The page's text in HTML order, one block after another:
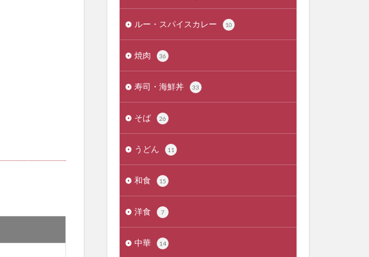
ルー・スパイスカレー 10
焼肉 36
寿司・海鮮丼 33
そば 26
うどん 11
和食 15
洋食 7
中華 14